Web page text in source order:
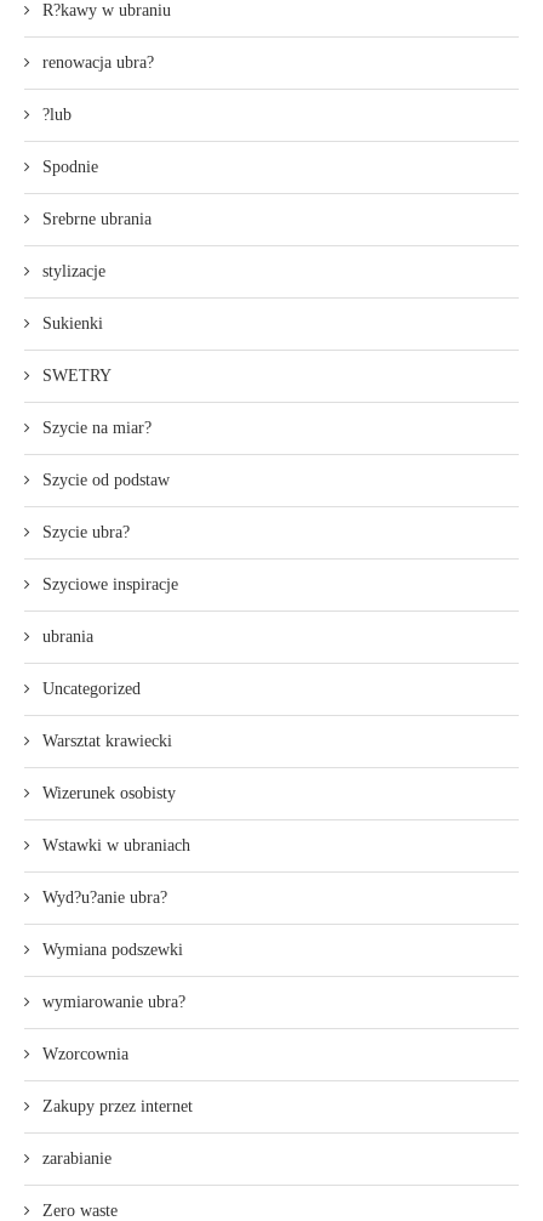
R?kawy w ubraniu
renowacja ubra?
?lub
Spodnie
Srebrne ubrania
stylizacje
Sukienki
SWETRY
Szycie na miar?
Szycie od podstaw
Szycie ubra?
Szyciowe inspiracje
ubrania
Uncategorized
Warsztat krawiecki
Wizerunek osobisty
Wstawki w ubraniach
Wyd?u?anie ubra?
Wymiana podszewki
wymiarowanie ubra?
Wzorcownia
Zakupy przez internet
zarabianie
Zero waste